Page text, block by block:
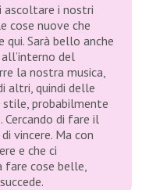
ascoltare i nostri
cose nuove che
Sarà bello anche
del
la nostra musica,
altri, quindi delle
stile, probabilmente
di fare il
vincere. Ma con
e che ci
fare cose belle,